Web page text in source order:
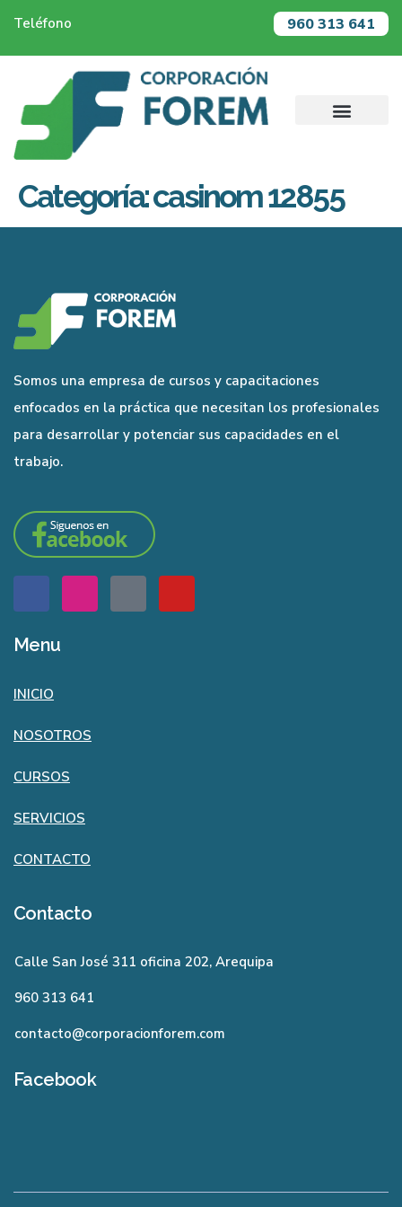
Teléfono 960 313 641
Categoría:casinom 12855
Somos una empresa de cursos y capacitaciones
enfocados en la práctica que necesitan los profesionales
para desarrollar y potenciar sus capacidades en el
trabajo.
Menu
INICIO
NOSOTROS
CURSOS
SERVICIOS
CONTACTO
Contacto
Calle San José 311 oficina 202, Arequipa
960 313 641
contacto@corporacionforem.com
Facebook